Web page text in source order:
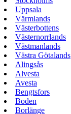
Uppsala
Värmlands
Västerbottens
Västernorrlands
Västmanlands
Västra Götalands
Alingsås
Alvesta
Avesta
Bengtsfors
Boden
Borlänge